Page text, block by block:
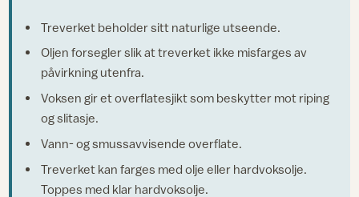
Treverket beholder sitt naturlige utseende.
Oljen forsegler slik at treverket ikke misfarges av
påvirkning utenfra.
Voksen gir et overflatesjikt som beskytter mot riping
og slitasje.
Vann- og smussavvisende overflate.
Treverket kan farges med olje eller hardvoksolje.
Toppes med klar hardvoksolje.